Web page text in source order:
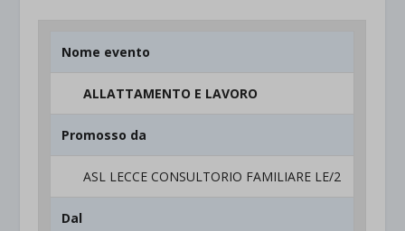
Nome evento
ALLATTAMENTO E LAVORO
Promosso da
ASL LECCE CONSULTORIO FAMILIARE LE/2
Dal